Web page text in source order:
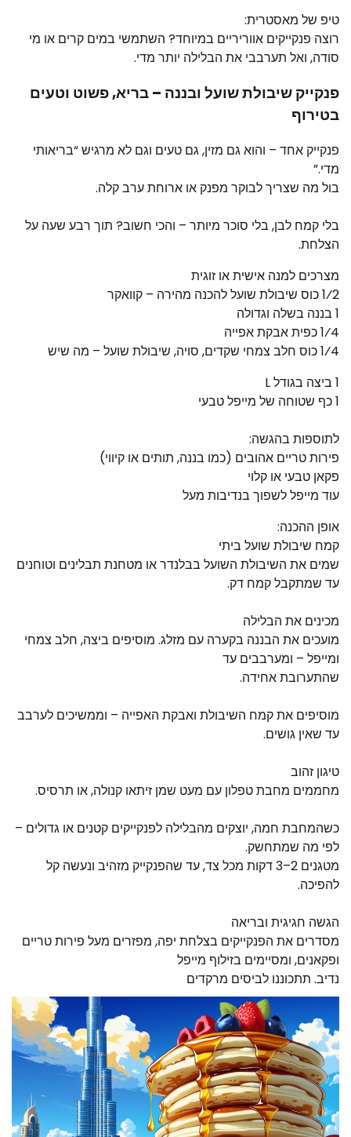
טיפ של מאסטרית:
רוצה פנקייקים אווריריים במיוחד? השתמשי במים קרים או מי
סודה, ואל תערבבי את הבלילה יותר מדי.
פנקייק שיבולת שועל ובננה – בריא, פשוט וטעים
בטירוף
פנקייק אחד – והוא גם מזין, גם טעים וגם לא מרגיש “בריאותי
מדי.”
בול מה שצריך לבוקר מפנק או ארוחת ערב קלה.
בלי קמח לבן, בלי סוכר מיותר – והכי חשוב? תוך רבע שעה על
הצלחת.
מצרכים למנה אישית או זוגית
1⁄2 כוס שיבולת שועל להכנה מהירה – קוואקר
1 בננה בשלה וגדולה
1⁄4 כפית אבקת אפייה
1⁄4 כוס חלב צמחי שקדים, סויה, שיבולת שועל – מה שיש
1 ביצה בגודל L
1 כף שטוחה של מייפל טבעי
לתוספות בהגשה:
פירות טריים אהובים (כמו בננה, תותים או קיווי)
פקאן טבעי או קלוי
עוד מייפל לשפוך בנדיבות מעל
אופן ההכנה:
קמח שיבולת שועל ביתי
שמים את השיבולת השועל בבלנדר או מטחנת תבלינים וטוחנים
עד שמתקבל קמח דק.
מכינים את הבלילה
מועכים את הבננה בקערה עם מזלג. מוסיפים ביצה, חלב צמחי
ומייפל – ומערבבים עד
שהתערובת אחידה.
מוסיפים את קמח השיבולת ואבקת האפייה – וממשיכים לערבב
עד שאין גושים.
טיגון זהוב
מחממים מחבת טפלון עם מעט שמן זיתאו קנולה, או תרסיס.
כשהמחבת חמה, יוצקים מהבלילה לפנקייקים קטנים או גדולים –
לפי מה שמתחשק.
מטגנים 2–3 דקות מכל צד, עד שהפנקייק מזהיב ונעשה קל
להפיכה.
הגשה חגיגית ובריאה
מסדרים את הפנקייקים בצלחת יפה, מפזרים מעל פירות טריים
ופקאנים, ומסיימים בזילוף מייפל
נדיב. תתכוננו לביסים מרקדים